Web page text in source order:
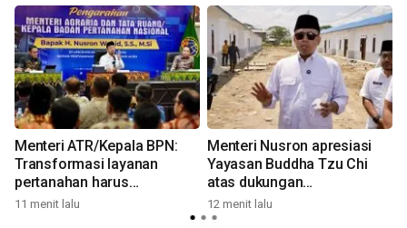
Menteri ATR/Kepala BPN:
Transformasi layanan
pertanahan harus
berorientasi pada kepuasan
11 menit lalu
Menteri Nusron apresiasi
Yayasan Buddha Tzu Chi
atas dukungan
pembangunan huntap bagi
korban bencana di Aceh
12 menit lalu